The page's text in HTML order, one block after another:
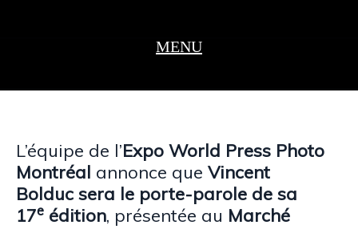
L’équipe de l’Expo World Press Photo
Montréal annonce que Vincent
Bolduc sera le porte-parole de sa
17eédition, présentée au Marché